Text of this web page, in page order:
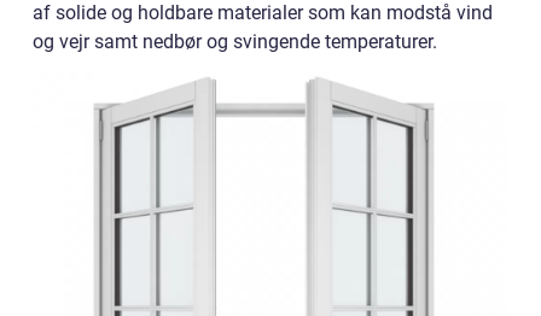
af solide og holdbare materialer som kan modstå vind
og vejr samt nedbør og svingende temperaturer.